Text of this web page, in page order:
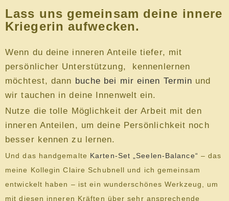
Lass uns gemeinsam deine innere
Kriegerin aufwecken.
Wenn du deine inneren Anteile tiefer, mit
persönlicher Unterstützung, kennenlernen
möchtest, dann buche bei mir einen Termin und
wir tauchen in deine Innenwelt ein.
Nutze die tolle Möglichkeit der Arbeit mit den
inneren Anteilen, um deine Persönlichkeit noch
besser kennen zu lernen.
Und das handgemalte Karten-Set „Seelen-Balance“ – das
meine Kollegin Claire Schubnell und ich gemeinsam
entwickelt haben – ist ein wunderschönes Werkzeug, um
mit diesen inneren Kräften über sehr ansprechende